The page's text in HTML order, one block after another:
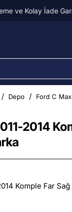
ve Kolay İade
2014
Depo Ford C